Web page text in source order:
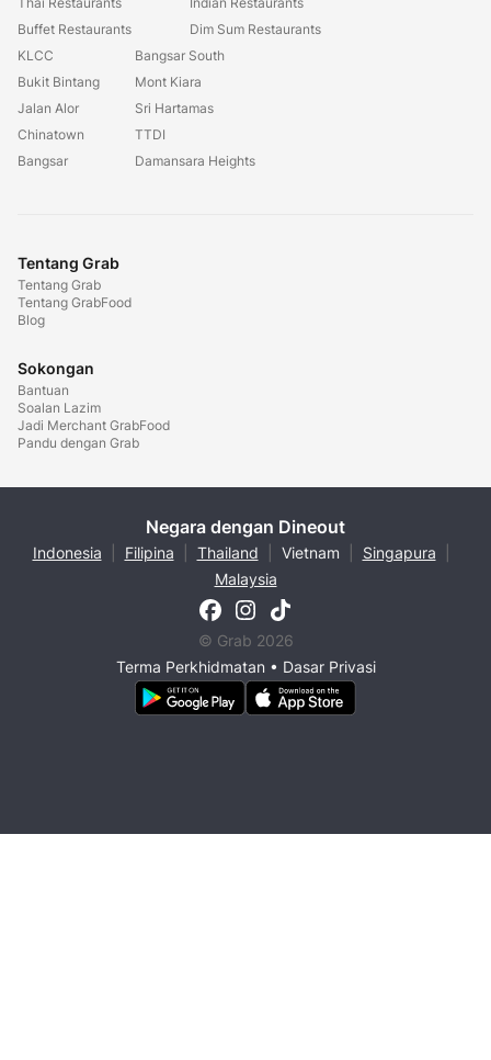
Buffet Restaurants
Dim Sum Restaurants
KLCC
Bukit Bintang
Jalan Alor
Chinatown
Bangsar
Bangsar South
Mont Kiara
Sri Hartamas
TTDI
Damansara Heights
Tentang Grab
Tentang Grab
Tentang GrabFood
Blog
Sokongan
Bantuan
Soalan Lazim
Jadi Merchant GrabFood
Pandu dengan Grab
Negara dengan Dineout
Indonesia Filipina Thailand Vietnam Singapura
Malaysia
© Grab 2026
Terma Perkhidmatan• Dasar Privasi